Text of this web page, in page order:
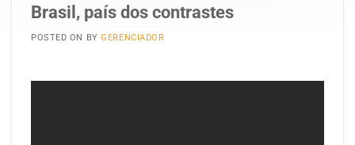
Brasil, país dos contrastes
POSTED ON BYGERENCIADOR